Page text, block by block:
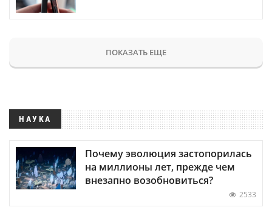
ПОКАЗАТЬ ЕЩЕ
НАУКА
Почему эволюция застопорилась
на миллионы лет, прежде чем
внезапно возобновиться?
2533